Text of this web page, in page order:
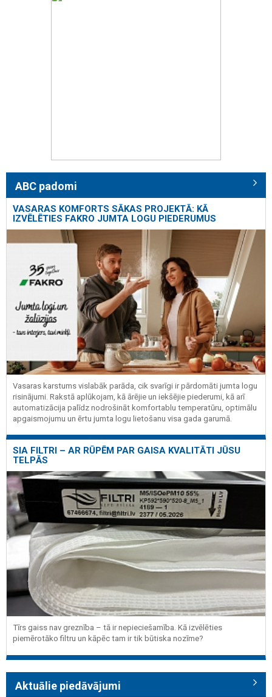
ABC padomi
VASARAS KOMFORTS SĀKAS PROJEKTĀ: KĀ
IZVĒLĒTIES FAKRO JUMTA LOGU PIEDERUMUS
Vasaras karstums vislabāk parāda, cik svarīgi ir pārdomāti jumta logu
risinājumi. Rakstā aplūkojam, kā ārējie un iekšējie piederumi, kā arī
automatizācija palīdz nodrošināt komfortablu temperatūru, optimālu
apgaismojumu un ērtu jumta logu lietošanu visa gada garumā.
SIA FILTRI – AR RŪPĒM PAR GAISA KVALITĀTI JŪSU
TELPĀS
Tīrs gaiss nav greznība – tā ir nepieciešamība. Kā izvēlēties
piemērotāko filtru un kāpēc tam ir tik būtiska nozīme?
Aktuālie piedāvājumi